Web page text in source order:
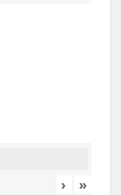
› »